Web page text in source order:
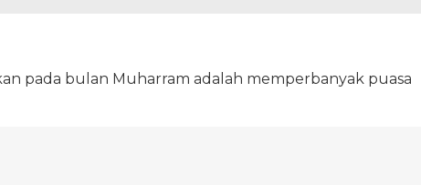
pada bulan Muharram adalah memperbanyak puasa